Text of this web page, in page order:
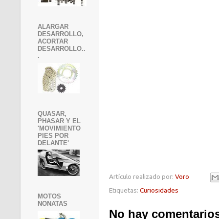
Artículo realizado por: Voro
Etiquetas: Curiosidades
No hay
ALARGAR
DESARROLLO,
ACORTAR
DESARROLLO..
.
QUASAR,
PHASAR Y EL
'MOVIMIENTO
PIES POR
DELANTE'
MOTOS
NONATAS